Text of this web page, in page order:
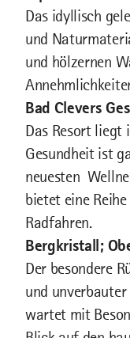
Das idyllisch
und
und hölzernen
Bad Clevers
Das Resort liegt
Gesundheit ist
neuesten
bietet eine
Radfahren.
Bergkristall;
Der besondere
und
wartet mit